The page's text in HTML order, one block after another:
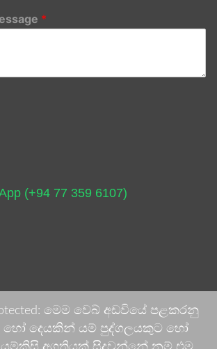
*
(+94 77 359 6107)
මෙම වෙබ් අඩවියේ පළකරනු
දෙයකින් යම් පුද්ගලයකුට හෝ